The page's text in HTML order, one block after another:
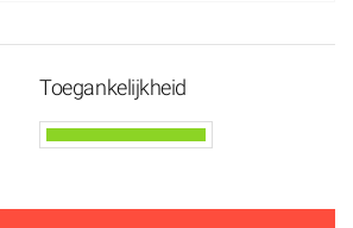
Toegankelijkheid